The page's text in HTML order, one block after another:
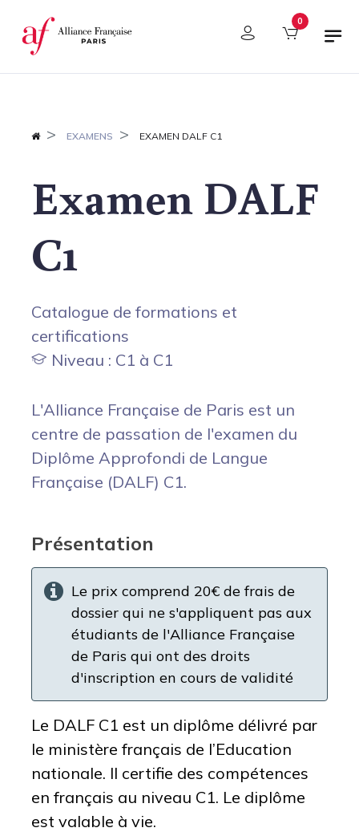
Panneau de gestion des cookies 0
EXAMENS EXAMEN DALF C1
Examen DALF
C1
Catalogue de formations et
certifications
Niveau : C1 à C1
L'Alliance Française de Paris est un
centre de passation de l'examen du
Diplôme Approfondi de Langue
Française (DALF) C1.
Présentation
Le prix comprend 20€ de frais de
dossier qui ne s'appliquent pas aux
étudiants de l'Alliance Française
de Paris qui ont des droits
d'inscription en cours de validité
Le DALF C1 est un diplôme délivré par
le ministère français de l’Education
nationale. Il certifie des compétences
en français au niveau C1. Le diplôme
est valable à vie.